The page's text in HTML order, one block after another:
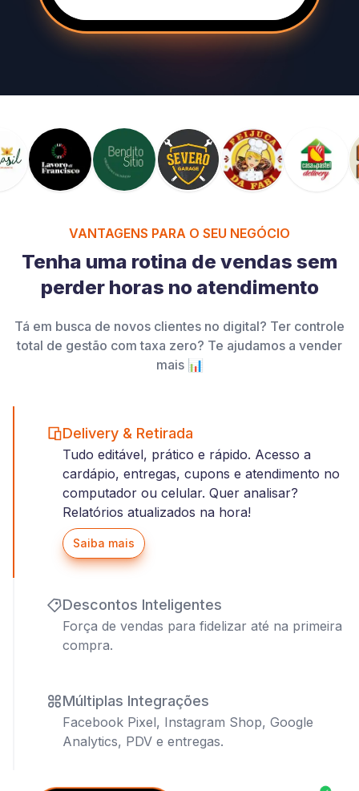
VANTAGENS PARA O SEU NEGÓCIO
Tenha uma rotina de vendas sem
perder horas no atendimento
Tá em busca de novos clientes no digital? Ter controle
total de gestão com taxa zero? Te ajudamos a vender
mais 📊
Delivery & Retirada
Tudo editável, prático e rápido. Acesso a
cardápio, entregas, cupons e atendimento no
computador ou celular. Quer analisar?
Relatórios atualizados na hora!
Saiba mais
Descontos Inteligentes
Força de vendas para fidelizar até na primeira
compra.
Múltiplas Integrações
Facebook Pixel, Instagram Shop, Google
Analytics, PDV e entregas.